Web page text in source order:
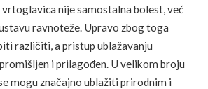
vrtoglavica nije samostalna bolest, već
ravnoteže. Upravo zbog toga
različiti, a pristup ublažavanju
i prilagođen. U velikom broju
mogu značajno ublažiti prirodnim i